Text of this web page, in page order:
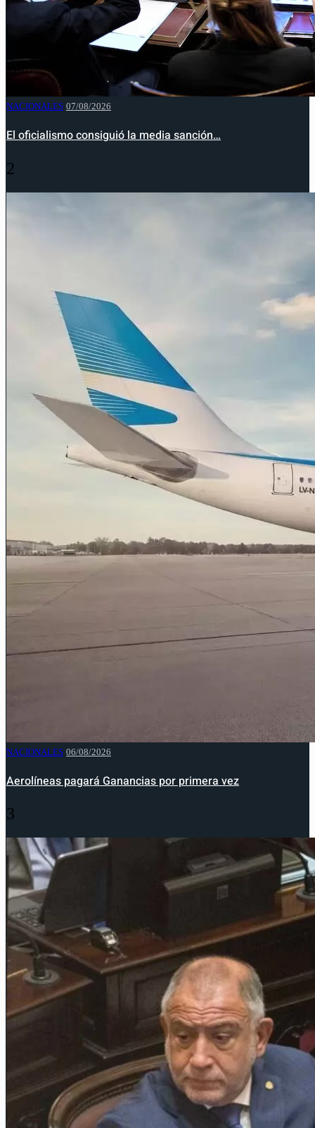
NACIONALES 07/08/2026
El oficialismo consiguió la media sanción…
2
NACIONALES 06/08/2026
Aerolíneas pagará Ganancias por primera vez
3